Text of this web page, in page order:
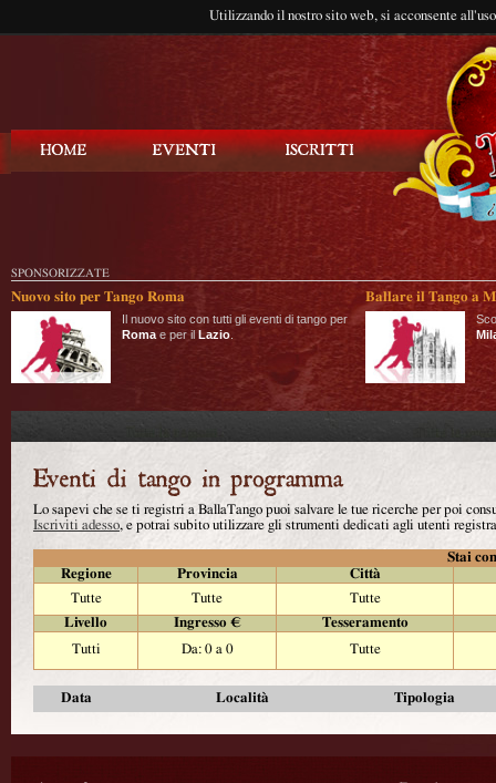
Utilizzando il nostro sito web, si acconsente
SPONSORIZZATE
Nuovo sito per Tango Roma
Il nuovo sito con tutti gli eventi di tango per
Roma e per il Lazio
Ballare il Tango a
Lo sapevi che se ti registri a BallaTango puoi salvare le tue ricerche per poi
Iscriviti adesso, e potrai subito utilizzare gli strumenti dedicati agli utenti
Stai
Regione
Provincia
Città
Tutte
Tutte
Tutte
Livello
Ingresso €
Tesseramento
Tutti
Da: 0 a 0 Tutte
Data Località Tipologia